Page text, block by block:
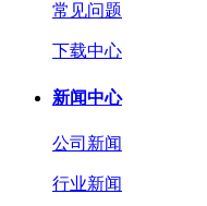
常见问题
下载中心
新闻中心
公司新闻
行业新闻